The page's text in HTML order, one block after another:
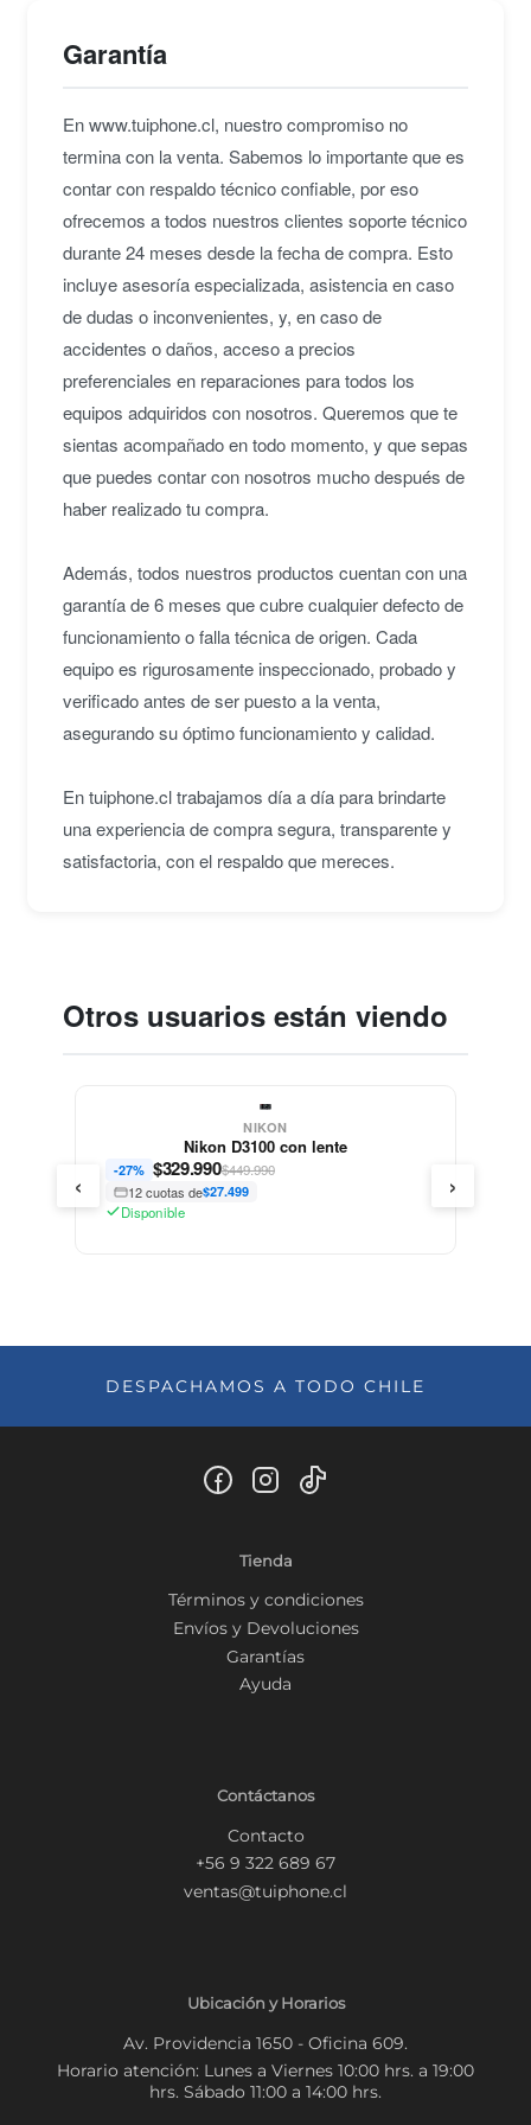
sensores en cruz, garantizando un enfoque rápido y
La cámara también ofrece una variedad de modos
de escena y funciones avanzadas como el modo
HDR (alto rango dinámico), el control de imagen y el
soporte para disparo en ráfaga a 6 cuadros por
segundo, permitiendo a los fotógrafos capturar
sujetos en movimiento con precisión. Con su sólida
construcción y características avanzadas, la Nikon
D7000 es una opción robusta para aquellos que
buscan una cámara DSLR con capacidad
profesional y una gran flexibilidad creativa.
Garantía
En www.tuiphone.cl, nuestro compromiso no
termina con la venta. Sabemos lo importante que es
contar con respaldo técnico confiable, por eso
ofrecemos a todos nuestros clientes soporte técnico
durante 24 meses desde la fecha de compra. Esto
incluye asesoría especializada, asistencia en caso
de dudas o inconvenientes, y, en caso de
accidentes o daños, acceso a precios
preferenciales en reparaciones para todos los
equipos adquiridos con nosotros. Queremos que te
sientas acompañado en todo momento, y que sepas
que puedes contar con nosotros mucho después de
haber realizado tu compra.
Además, todos nuestros productos cuentan con una
garantía de 6 meses que cubre cualquier defecto de
funcionamiento o falla técnica de origen. Cada
equipo es rigurosamente inspeccionado, probado y
verificado antes de ser puesto a la venta,
asegurando su óptimo funcionamiento y calidad.
En tuiphone.cl trabajamos día a día para brindarte
una experiencia de compra segura, transparente y
satisfactoria, con el respaldo que mereces.
Otros usuarios están viendo
NIKON
Nikon D3100 con lente
-27% $329.990$449.990
12 cuotas de$27.499
Disponible
‹ ›
DESPACHAMOS A TODO CHILE
Tienda
Términos y condiciones
Envíos y Devoluciones
Garantías
Ayuda
Contáctanos
Contacto
+56 9 322 689 67
ventas@tuiphone.cl
Ubicación y Horarios
Av. Providencia 1650 - Oficina 609.
Horario atención: Lunes a Viernes 10:00 hrs. a 19:00
hrs. Sábado 11:00 a 14:00 hrs.